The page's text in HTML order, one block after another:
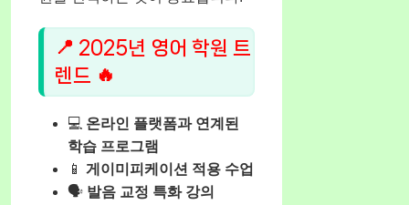
📍 2025년 영어 학원 트
렌드 🔥
💻 온라인 플랫폼과 연계된
학습 프로그램
📱 게이미피케이션 적용 수업
🗣️ 발음 교정 특화 강의